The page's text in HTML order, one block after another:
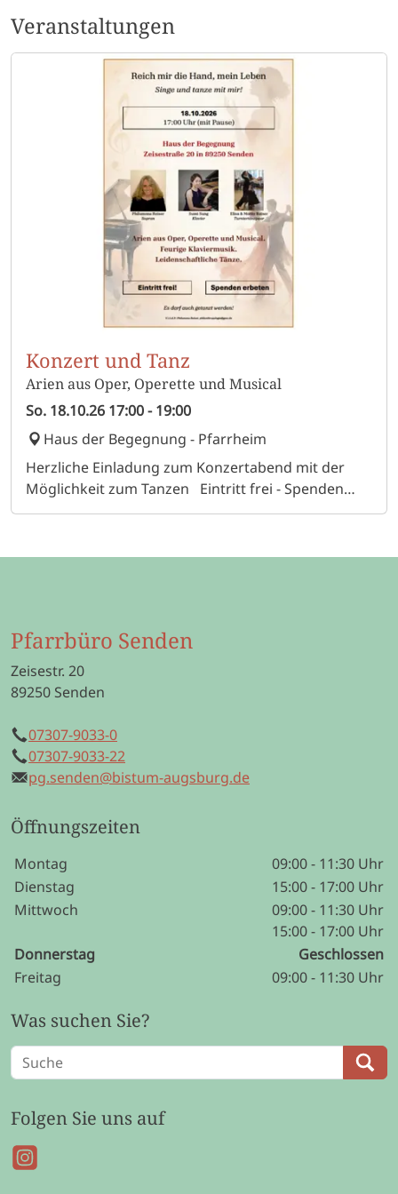
Ansprechpartner: Christina Riedl 07307 951094
Wolfgang Beck 07307 5107
Veranstaltungen
Konzert und Tanz
Arien aus Oper, Operette und Musical
So. 18.10.26 17:00- 19:00
Haus der Begegnung - Pfarrheim
Herzliche Einladung zum Konzertabend mit der
Möglichkeit zum Tanzen Eintritt frei - Spenden
erbeten
Pfarrbüro Senden
Zeisestr. 20
89250 Senden
Telefon
07307-9033-0
Mobil
07307-9033-22
E-Mailpg.senden@bistum-augsburg.de
Öffnungszeiten
Wochentage / Monate
Öffnungszeiten / Hinweise
Montag
09:00 - 11:30 Uhr
Dienstag
15:00 - 17:00 Uhr
Mittwoch
09:00 - 11:30 Uhr
15:00 - 17:00 Uhr
Donnerstag
Geschlossen
Freitag
09:00 - 11:30 Uhr
Was suchen Sie?
Folgen Sie uns auf